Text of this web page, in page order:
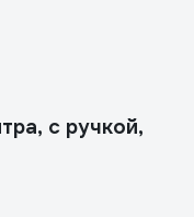
с ручкой,